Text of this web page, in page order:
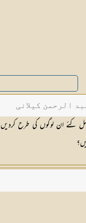
الرحمن کیلانی
کئے ان لوگوں کی طرح